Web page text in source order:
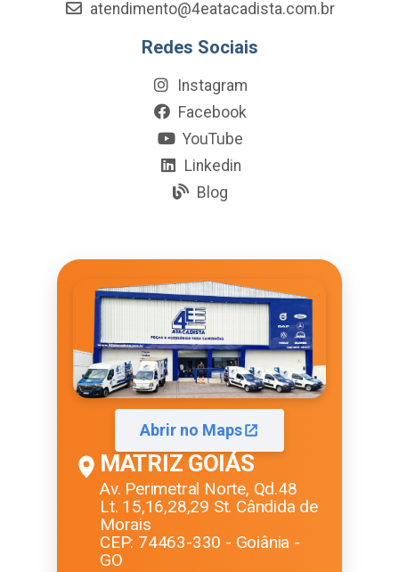
atendimento@4eatacadista.com.br
Redes Sociais
Instagram
Facebook
YouTube
Linkedin
Blog
Abrir no Maps
MATRIZ GOIÁS
Av. Perimetral Norte, Qd.48
Lt. 15,16,28,29 St. Cândida de
Morais
CEP: 74463-330 - Goiânia -
GO